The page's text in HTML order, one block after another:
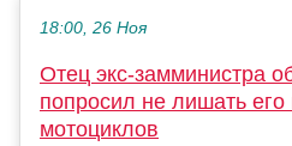
18:00, 26 Ноя
Отец экс-замминистра
попросил не лишать
мотоциклов